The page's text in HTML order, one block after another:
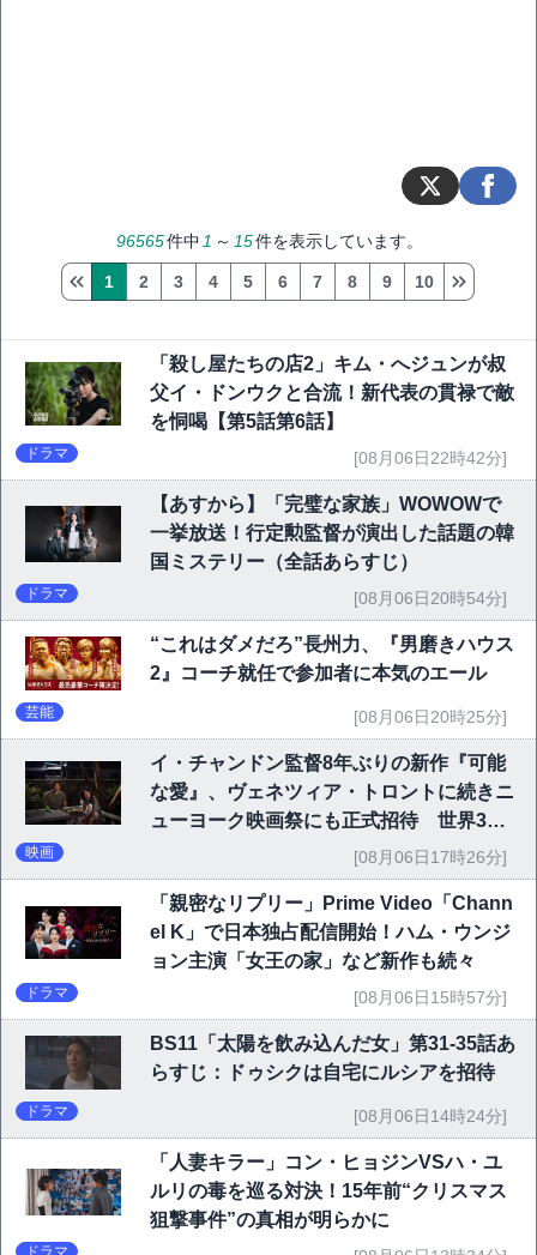
96565件中 1 ～ 15件を表示しています。
1 2 3 4 5 6 7 8 9 10
「殺し屋たちの店2」キム・へジュンが叔
父イ・ドンウクと合流！新代表の貫禄で敵
を恫喝【第5話第6話】
ドラマ [08月06日22時42分]
【あすから】「完璧な家族」WOWOWで
一挙放送！行定勲監督が演出した話題の韓
国ミステリー（全話あらすじ）
ドラマ [08月06日20時54分]
“これはダメだろ”長州力、『男磨きハウス
2』コーチ就任で参加者に本気のエール
芸能 [08月06日20時25分]
イ・チャンドン監督8年ぶりの新作『可能
な愛』、ヴェネツィア・トロントに続きニ
ューヨーク映画祭にも正式招待 世界3大
映画祭で快挙｜Netflix映画
映画 [08月06日17時26分]
「親密なリプリー」Prime Video「Chann
el K」で日本独占配信開始！ハム・ウンジ
ョン主演「女王の家」など新作も続々
ドラマ [08月06日15時57分]
BS11「太陽を飲み込んだ女」第31-35話あ
らすじ：ドゥシクは自宅にルシアを招待
ドラマ [08月06日14時24分]
「人妻キラー」コン・ヒョジンVSハ・ユ
ルリの毒を巡る対決！15年前“クリスマス
狙撃事件”の真相が明らかに
ドラマ